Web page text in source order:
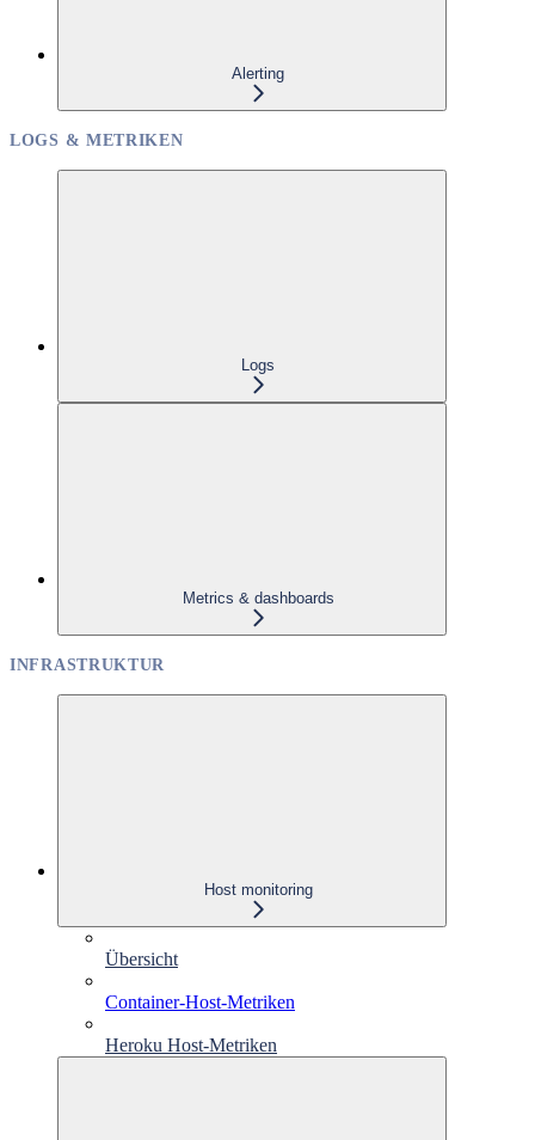
Alerting
LOGS & METRIKEN
Logs
Metrics & dashboards
INFRASTRUKTUR
Host monitoring
Übersicht
Container-Host-Metriken
Heroku Host-Metriken